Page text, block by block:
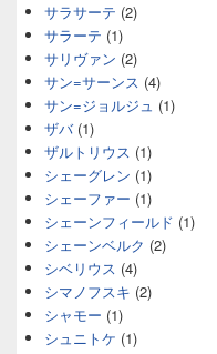
サラサーテ (2)
サラーテ (1)
サリヴァン (2)
サン=サーンス (4)
サン=ジョルジュ (1)
ザバ(1)
ザルトリウス (1)
シェーグレン (1)
シェーファー (1)
シェーンフィールド (1)
シェーンベルク (2)
シベリウス (4)
シマノフスキ (2)
シャモー (1)
シュニトケ (1)